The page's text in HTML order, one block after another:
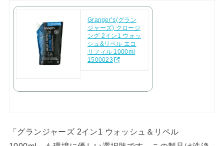
Granger’s(グラン
ジャーズ) クロージ
ング 2イン1 ウォッ
シュ&リペル エコ
リフィル 1000ml
1500023
「グランジャーズ 2イン1 ウォッシュ＆リペル